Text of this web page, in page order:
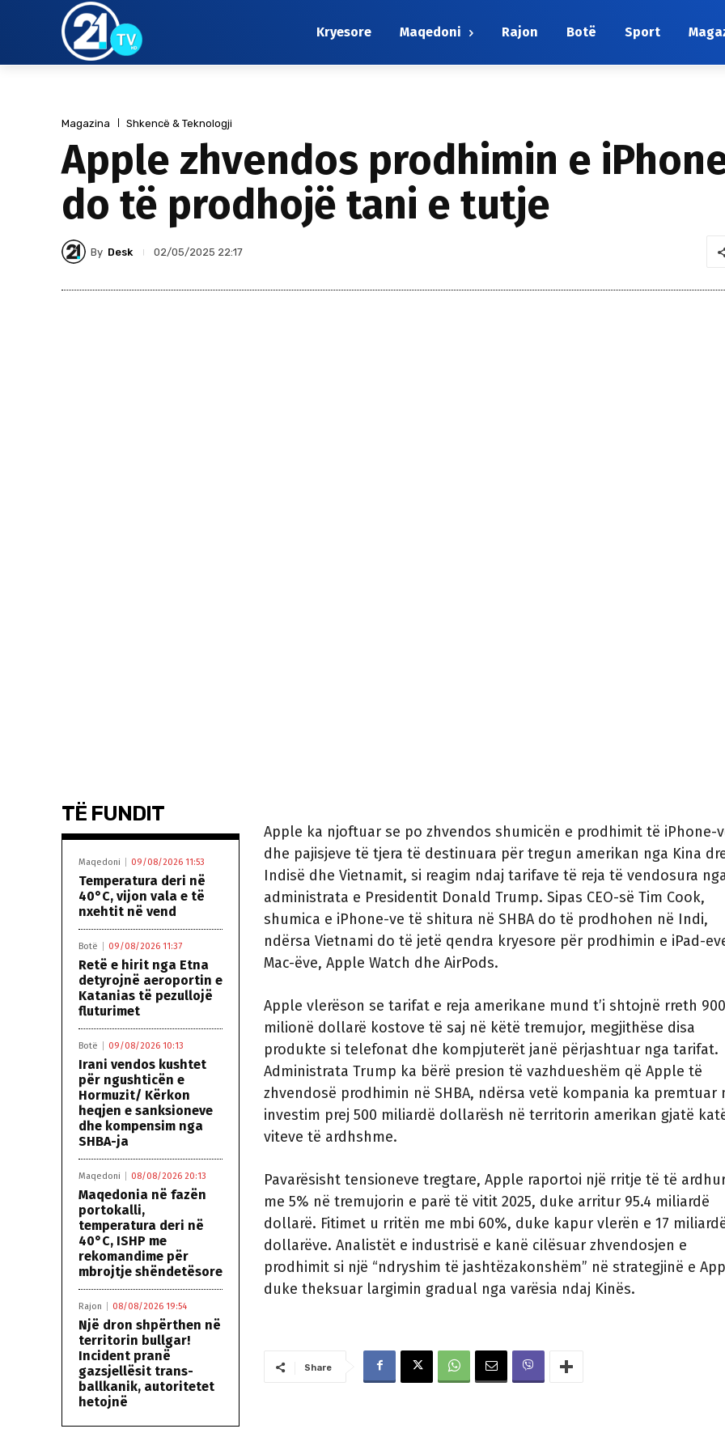
Kryesore Maqedoni Rajon Botë Sport
Magazina Shkencë & Teknologji
Apple zhvendos prodhimin e
do të prodhojë tani e tutje
By Desk 02/05/2025 22:17
TË FUNDIT
Maqedoni 09/08/2026 11:53
Temperatura deri në
40°C, vijon vala e të
nxehtit në vend
Botë 09/08/2026 11:37
Retë e hirit nga Etna
detyrojnë aeroportin e
Katanias të pezullojë
fluturimet
Botë 09/08/2026 10:13
Irani vendos kushtet
për ngushticën e
Hormuzit/ Kërkon
heqjen e sanksioneve
dhe kompensim nga
SHBA-ja
Maqedoni 08/08/2026 20:13
Maqedonia në fazën
portokalli,
temperatura deri në
40°C, ISHP me
rekomandime për
mbrojtje shëndetësore
Rajon 08/08/2026 19:54
Një dron shpërthen në
territorin bullgar!
Incident pranë
gazsjellësit trans-
ballkanik, autoritetet
hetojnë
Apple ka njoftuar se po zhvendos shumicën e prodhimit të iPhone-
dhe pajisjeve të tjera të destinuara për tregun amerikan nga Kina
Indisë dhe Vietnamit, si reagim ndaj tarifave të reja të vendosura
administrata e Presidentit Donald Trump. Sipas CEO-së Tim Cook,
shumica e iPhone-ve të shitura në SHBA do të prodhohen në Indi,
ndërsa Vietnami do të jetë qendra kryesore për prodhimin e iPad-
Mac-ëve, Apple Watch dhe AirPods.
Apple vlerëson se tarifat e reja amerikane mund t’i shtojnë rreth 900
milionë dollarë kostove të saj në këtë tremujor, megjithëse disa
produkte si telefonat dhe kompjuterët janë përjashtuar nga tarifat.
Administrata Trump ka bërë presion të vazhdueshëm që Apple të
zhvendosë prodhimin në SHBA, ndërsa vetë kompania ka premtuar
investim prej 500 miliardë dollarësh në territorin amerikan gjatë
viteve të ardhshme.
Pavarësisht tensioneve tregtare, Apple raportoi një rritje të të
me 5% në tremujorin e parë të vitit 2025, duke arritur 95.4 miliardë
dollarë. Fitimet u rritën me mbi 60%, duke kapur vlerën e 17
dollarëve. Analistët e industrisë e kanë cilësuar zhvendosjen e
prodhimit si një “ndryshim të jashtëzakonshëm” në strategjinë e
duke theksuar largimin gradual nga varësia ndaj Kinës.
Share